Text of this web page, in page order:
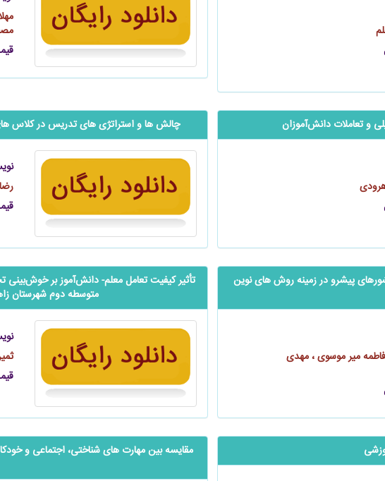
قیمت :
و تعاملات دانش‌آموزان چالش ‌ها و استراتژی‌ های تدریس در کلاس
قیمت :
پیشرو در زمینه روش‌ های نوین
میر موسوی ، مهدی
تأثیر کیفیت تعامل معلم- ‌‌‌دانش‌آموز بر
متوسطه دوم شهرستان
قیمت :
مقایسه بین مهارت ‌های شناختی، اجتماعی و